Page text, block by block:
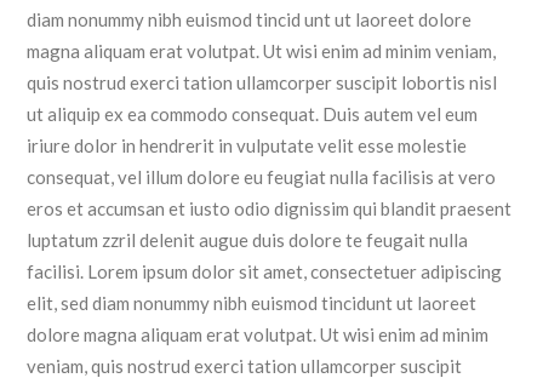
diam nonummy nibh euismod tincid unt ut laoreet dolore
magna aliquam erat volutpat. Ut wisi enim ad minim veniam,
quis nostrud exerci tation ullamcorper suscipit lobortis nisl
ut aliquip ex ea commodo consequat. Duis autem vel eum
iriure dolor in hendrerit in vulputate velit esse molestie
consequat, vel illum dolore eu feugiat nulla facilisis at vero
eros et accumsan et iusto odio dignissim qui blandit praesent
luptatum zzril delenit augue duis dolore te feugait nulla
facilisi. Lorem ipsum dolor sit amet, consectetuer adipiscing
elit, sed diam nonummy nibh euismod tincidunt ut laoreet
dolore magna aliquam erat volutpat. Ut wisi enim ad minim
veniam, quis nostrud exerci tation ullamcorper suscipit